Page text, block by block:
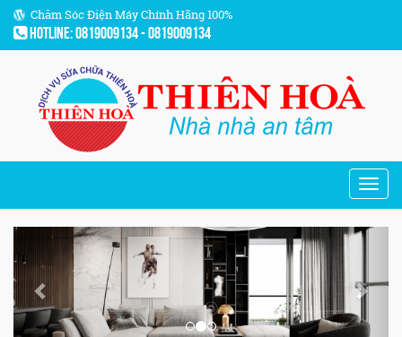
Chăm Sóc Điện Máy Chính Hãng 100%
Hotline: 0819009134 - 0819009134
Previous Next